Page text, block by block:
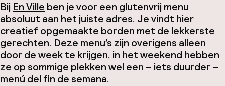
Bij En Ville ben je voor een glutenvrij menu
absoluut aan het juiste adres. Je vindt hier
creatief opgemaakte borden met de lekkerste
gerechten. Deze menu’s zijn overigens alleen
door de week te krijgen, in het weekend hebben
ze op sommige plekken wel een – iets duurder –
menú del fin de semana.